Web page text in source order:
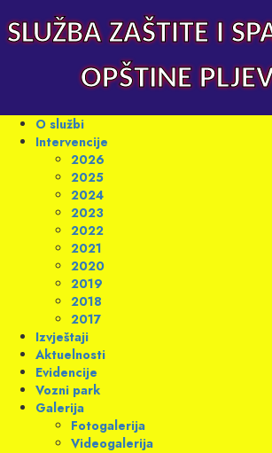
to
content
SLUŽBA ZAŠTITE I
OPŠTINE
Primary
Menu
O službi
Intervencije
2026
2025
2024
2023
2022
2021
2020
2019
2018
2017
Izvještaji
Aktuelnosti
Evidencije
Vozni park
Galerija
Fotogalerija
Videogalerija